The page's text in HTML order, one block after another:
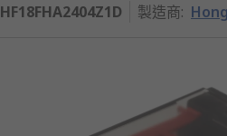
HF18FHA2404Z1D 製造商: